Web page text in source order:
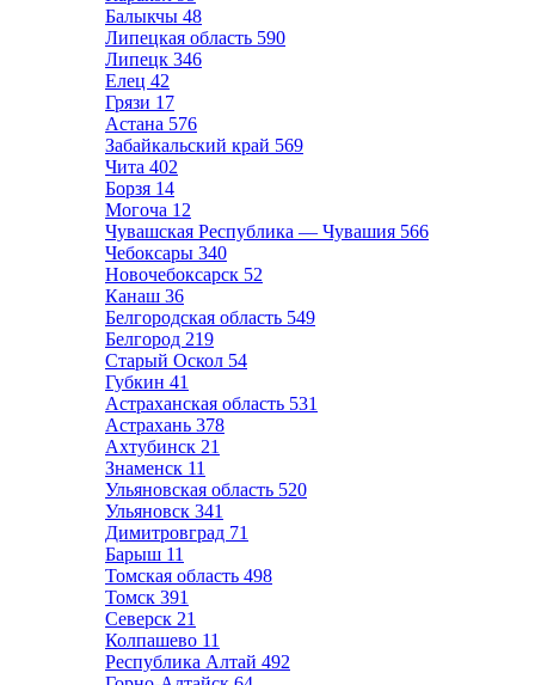
Балыкчы 48
Липецкая область 590
Липецк 346
Елец 42
Грязи 17
Астана 576
Забайкальский край 569
Чита 402
Борзя 14
Могоча 12
Чувашская Республика — Чувашия 566
Чебоксары 340
Новочебоксарск 52
Канаш 36
Белгородская область 549
Белгород 219
Старый Оскол 54
Губкин 41
Астраханская область 531
Астрахань 378
Ахтубинск 21
Знаменск 11
Ульяновская область 520
Ульяновск 341
Димитровград 71
Барыш 11
Томская область 498
Томск 391
Северск 21
Колпашево 11
Республика Алтай 492